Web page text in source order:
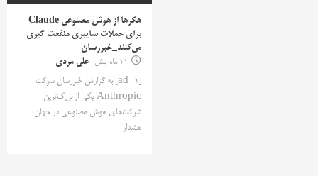
هکرها از هوش مصنوعی Claude
برای حملات سایبری منفعت گیری
می‌کنند_خبررسان
11 ماه پیش
علی مردی
[ad_1] به گزارش خبررسان شرکت
Anthropic یکی از بزرگ‌ترین
شرکت‌های هوش مصنوعی در جهان،
هشدار